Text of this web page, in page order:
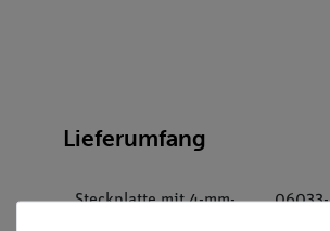
Lieferumfang
Steckplatte mit 4-mm-
06033-